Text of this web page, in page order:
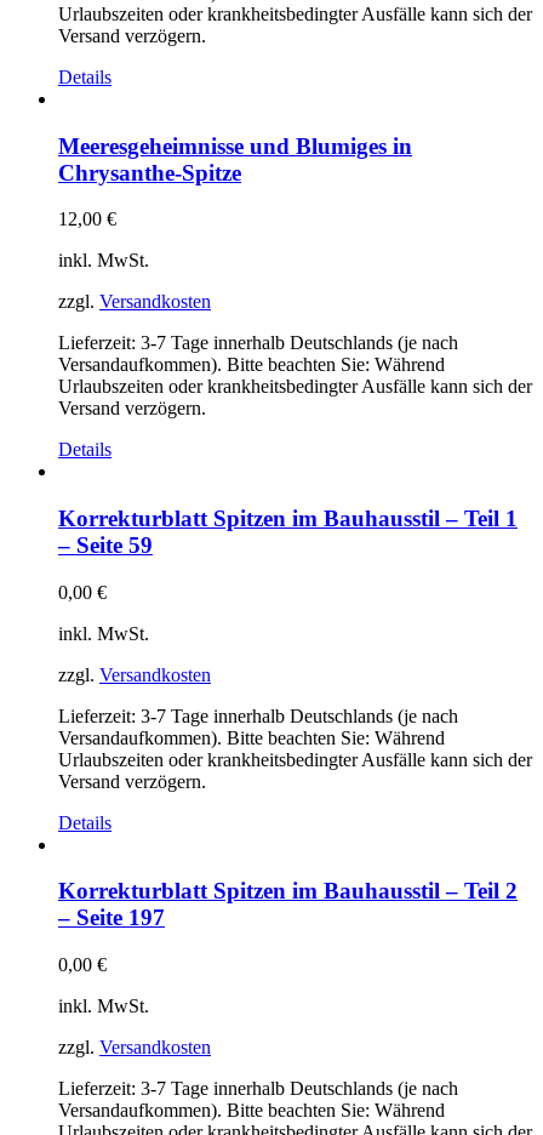
Urlaubszeiten oder krankheitsbedingter Ausfälle kann sich der
Versand verzögern.
Details
Meeresgeheimnisse und Blumiges in
Chrysanthe-Spitze
12,00 €
inkl. MwSt.
zzgl. Versandkosten
Lieferzeit: 3-7 Tage innerhalb Deutschlands (je nach
Versandaufkommen). Bitte beachten Sie: Während
Urlaubszeiten oder krankheitsbedingter Ausfälle kann sich der
Versand verzögern.
Details
Korrekturblatt Spitzen im Bauhausstil – Teil 1
– Seite 59
0,00 €
inkl. MwSt.
zzgl. Versandkosten
Lieferzeit: 3-7 Tage innerhalb Deutschlands (je nach
Versandaufkommen). Bitte beachten Sie: Während
Urlaubszeiten oder krankheitsbedingter Ausfälle kann sich der
Versand verzögern.
Details
Korrekturblatt Spitzen im Bauhausstil – Teil 2
– Seite 197
0,00 €
inkl. MwSt.
zzgl. Versandkosten
Lieferzeit: 3-7 Tage innerhalb Deutschlands (je nach
Versandaufkommen). Bitte beachten Sie: Während